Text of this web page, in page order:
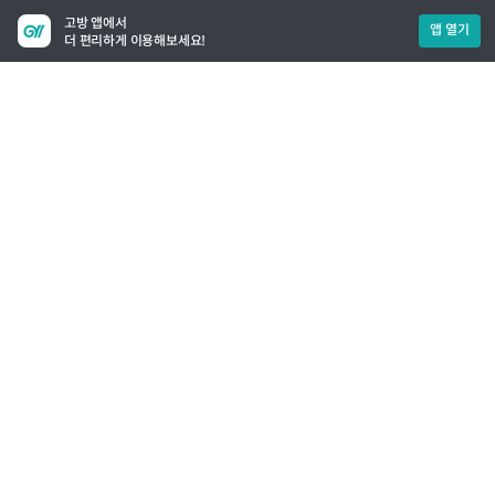
고방 앱에서
더 편리하게 이용해보세요!
앱 열기